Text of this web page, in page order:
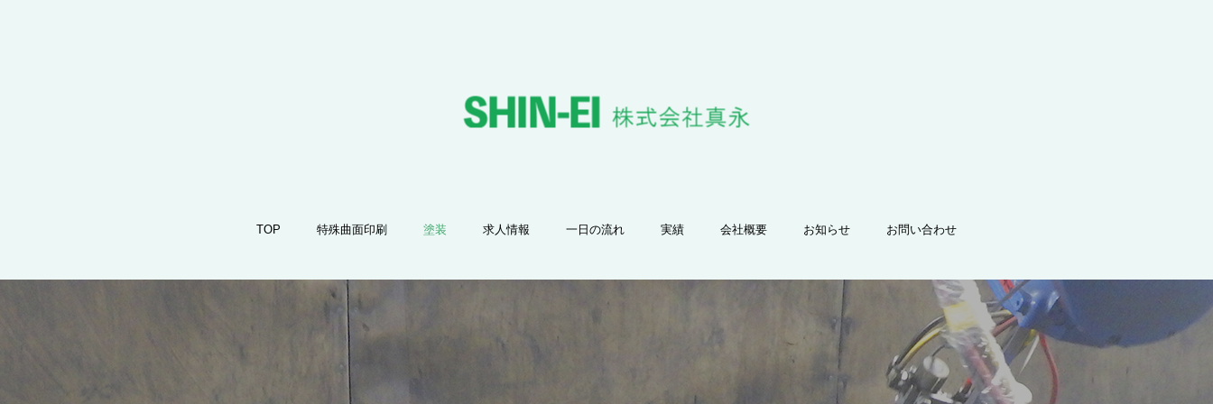
TOP 特殊曲面印刷 塗装 求人情報 一日の流れ 実績 会社概要 お知らせ お問い合わせ